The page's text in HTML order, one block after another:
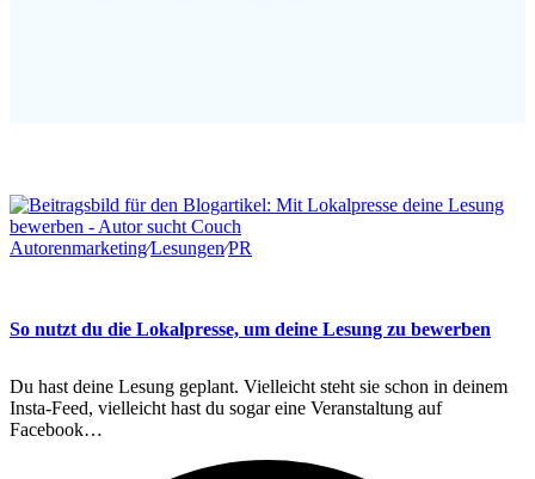
Autorenmarketing∕Lesungen∕PR
So nutzt du die Lokalpresse, um deine Lesung zu bewerben
Du hast deine Lesung geplant. Vielleicht steht sie schon in deinem
Insta-Feed, vielleicht hast du sogar eine Veranstaltung auf
Facebook…